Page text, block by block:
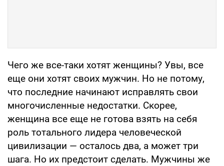
Чего же все-таки хотят женщины? Увы, все
еще они хотят своих мужчин. Но не потому,
что последние начинают исправлять свои
многочисленные недостатки. Скорее,
женщина все еще не готова взять на себя
роль тотального лидера человеческой
цивилизации — осталось два, а может три
шага. Но их предстоит сделать. Мужчины же